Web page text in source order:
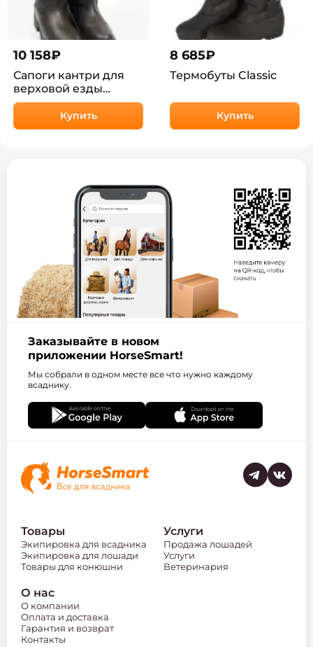
10 158₽
Сапоги кантри для
верховой езды
Оутдор HorsePlanet
Купить
8 685₽
Термобуты Classic
Купить
Заказывайте в новом
приложении HorseSmart!
Мы собрали в одном месте все что нужно каждому
всаднику.
Товары
Экипировка для всадника
Экипировка для лошади
Товары для конюшни
Услуги
Продажа лошадей
Услуги
Ветеринария
О нас
О компании
Оплата и доставка
Гарантия и возврат
Контакты